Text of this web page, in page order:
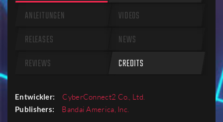
ANLEITUNGEN
VIDEOS
RELEASES
NEWS
REVIEWS
CREDITS
Entwickler: CyberConnect2 Co., Ltd.
Publishers: Bandai America, Inc.